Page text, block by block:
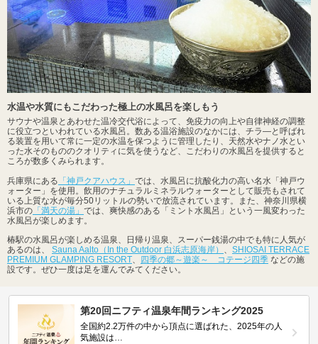
水温や水質にもこだわった極上の水風呂を楽しもう
サウナや温泉とあわせた温冷交代浴によって、免疫力の向上や自律神経の調整
に役立つといわれている水風呂。数ある温浴施設のなかには、チラ―と呼ばれ
る装置を用いて常に一定の水温を保つように管理したり、天然水やナノ水とい
った水そのもののクオリティに気を使うなど、こだわりの水風呂を提供すると
ころが数多くみられます。
兵庫県にある 「神戸クアハウス」 では、水風呂に抗酸化力の高い名水「神戸ウ
ォーター」を使用。飲用のナチュラルミネラルウォーターとして販売もされて
いる上質な水が毎分50リットルの勢いで放流されています。また、神奈川県横
浜市の 「満天の湯」 では、爽快感のある「ミント水風呂」という一風変わった
水風呂が楽しめます。
椿駅の水風呂が楽しめる温泉、日帰り温泉、スーパー銭湯の中でも特に人気が
あるのは、 Sauna Aalto（In the Outdoor 白浜志原海岸）
SHIOSAI TERRACE
PREMIUM GLAMPING RESORT
四季の郷～遊楽～ コテージ四季 などの施
設です。ぜひ一度は足を運んでみてください。
第20回ニフティ温泉年間ランキング2025
全国約2.2万件の中から頂点に選ばれた、2025年の人
気施設は…